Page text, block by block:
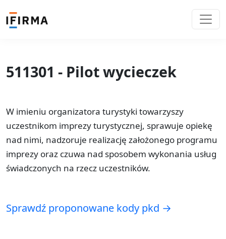
511301 - Pilot wycieczek
W imieniu organizatora turystyki towarzyszy
uczestnikom imprezy turystycznej, sprawuje opiekę
nad nimi, nadzoruje realizację założonego programu
imprezy oraz czuwa nad sposobem wykonania usług
świadczonych na rzecz uczestników.
Sprawdź proponowane kody pkd →